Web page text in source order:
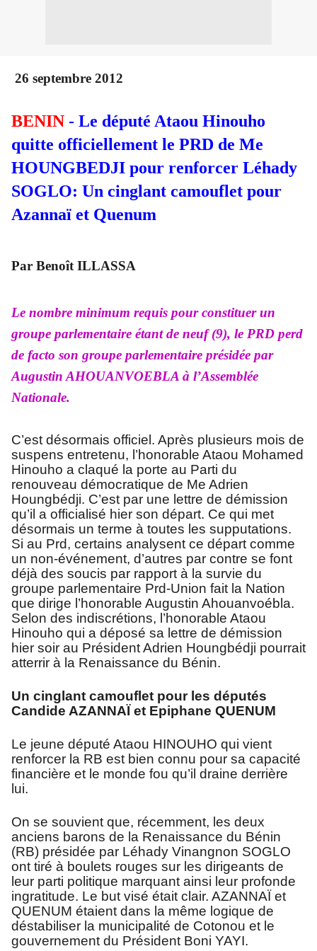
26 septembre 2012
BENIN - Le député Ataou Hinouho
quitte officiellement le PRD de Me
HOUNGBEDJI pour renforcer Léhady
SOGLO: Un cinglant camouflet pour
Azannaï et Quenum
Par Benoît ILLASSA
Le nombre minimum requis pour constituer un
groupe parlementaire étant de neuf (9), le PRD perd
de facto son groupe parlementaire présidée par
Augustin AHOUANVOEBLA à l’Assemblée
Nationale.
C’est désormais officiel. Après plusieurs mois de
suspens entretenu, l’honorable Ataou Mohamed
Hinouho a claqué la porte au Parti du
renouveau démocratique de Me Adrien
Houngbédji. C’est par une lettre de démission
qu’il a officialisé hier son départ. Ce qui met
désormais un terme à toutes les supputations.
Si au Prd, certains analysent ce départ comme
un non-événement, d’autres par contre se font
déjà des soucis par rapport à la survie du
groupe parlementaire Prd-Union fait la Nation
que dirige l’honorable Augustin Ahouanvoébla.
Selon des indiscrétions, l’honorable Ataou
Hinouho qui a déposé sa lettre de démission
hier soir au Président Adrien Houngbédji pourrait
atterrir à la Renaissance du Bénin.
Un cinglant camouflet pour les députés
Candide AZANNAÏ et Epiphane QUENUM
Le jeune député Ataou HINOUHO qui vient
renforcer la RB est bien connu pour sa capacité
financière et le monde fou qu’il draine derrière
lui.
On se souvient que, récemment, les deux
anciens barons de la Renaissance du Bénin
(RB) présidée par Léhady Vinangnon SOGLO
ont tiré à boulets rouges sur les dirigeants de
leur parti politique marquant ainsi leur profonde
ingratitude. Le but visé était clair. AZANNAÏ et
QUENUM étaient dans la même logique de
déstabiliser la municipalité de Cotonou et le
gouvernement du Président Boni YAYI.